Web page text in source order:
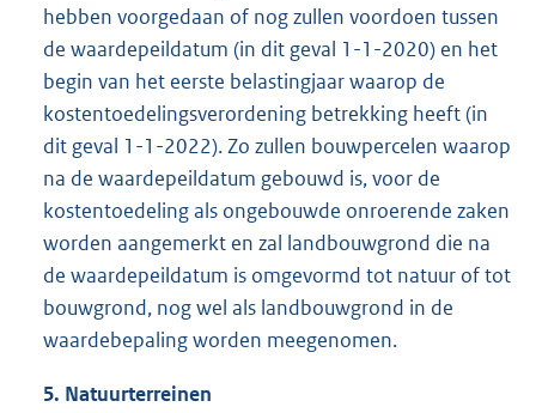
hebben voorgedaan of nog zullen voordoen tussen
de waardepeildatum (in dit geval 1-1-2020) en het
begin van het eerste belastingjaar waarop de
kostentoedelingsverordening betrekking heeft (in
dit geval 1-1-2022). Zo zullen bouwpercelen waarop
na de waardepeildatum gebouwd is, voor de
kostentoedeling als ongebouwde onroerende zaken
worden aangemerkt en zal landbouwgrond die na
de waardepeildatum is omgevormd tot natuur of tot
bouwgrond, nog wel als landbouwgrond in de
waardebepaling worden meegenomen.
5. Natuurterreinen